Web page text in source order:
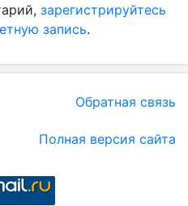
зарегистрируйтесь
запись.
Обратная связь
Полная версия сайта